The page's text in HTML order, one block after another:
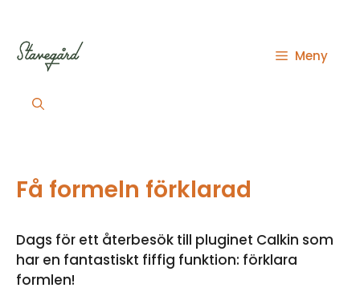
innehåll
Meny
Få formeln förklarad
Dags för ett återbesök till pluginet Calkin som
har en fantastiskt fiffig funktion: förklara
formlen!